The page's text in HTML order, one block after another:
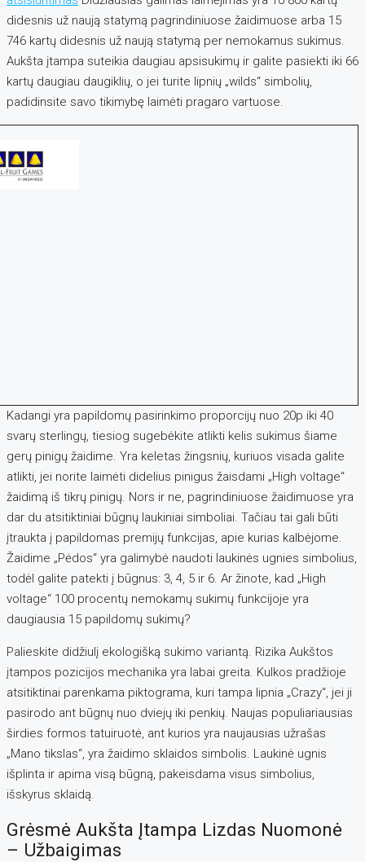
didesnis už naują statymą pagrindiniuose žaidimuose arba 15
746 kartų didesnis už naują statymą per nemokamus sukimus.
Aukšta įtampa suteikia daugiau apsisukimų ir galite pasiekti iki 66
kartų daugiau daugiklių, o jei turite lipnių „wilds“ simbolių,
padidinsite savo tikimybę laimėti pragaro vartuose.
Kadangi yra papildomų pasirinkimo proporcijų nuo 20p iki 40
svarų sterlingų, tiesiog sugebėkite atlikti kelis sukimus šiame
gerų pinigų žaidime. Yra keletas žingsnių, kuriuos visada galite
atlikti, jei norite laimėti didelius pinigus žaisdami „High voltage“
žaidimą iš tikrų pinigų. Nors ir ne, pagrindiniuose žaidimuose yra
dar du atsitiktiniai būgnų laukiniai simboliai. Tačiau tai gali būti
įtraukta į papildomas premijų funkcijas, apie kurias kalbėjome.
Žaidime „Pėdos“ yra galimybė naudoti laukinės ugnies simbolius,
todėl galite patekti į būgnus: 3, 4, 5 ir 6. Ar žinote, kad „High
voltage“ 100 procentų nemokamų sukimų funkcijoje yra
daugiausia 15 papildomų sukimų?
Palieskite didžiulį ekologišką sukimo variantą. Rizika Aukštos
įtampos pozicijos mechanika yra labai greita. Kulkos pradžioje
atsitiktinai parenkama piktograma, kuri tampa lipnia „Crazy“, jei ji
pasirodo ant būgnų nuo dviejų iki penkių. Naujas populiariausias
širdies formos tatuiruotė, ant kurios yra naujausias užrašas
„Mano tikslas“, yra žaidimo sklaidos simbolis. Laukinė ugnis
išplinta ir apima visą būgną, pakeisdama visus simbolius,
išskyrus sklaidą.
Grėsmė Aukšta Įtampa Lizdas Nuomonė
– Užbaigimas